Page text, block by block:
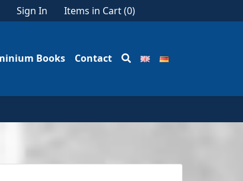
Sign In Items in Cart (0)
Books Contact